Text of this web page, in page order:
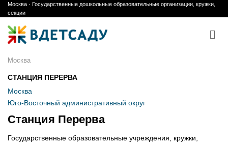
Skip
to
content
Москва · Государственные дошкольные образовательные организации, кружки,
секции
Москва
СТАНЦИЯ ПЕРЕРВА
Москва
Юго-Восточный административный округ
Станция Перерва
Государственные образовательные учреждения, кружки,